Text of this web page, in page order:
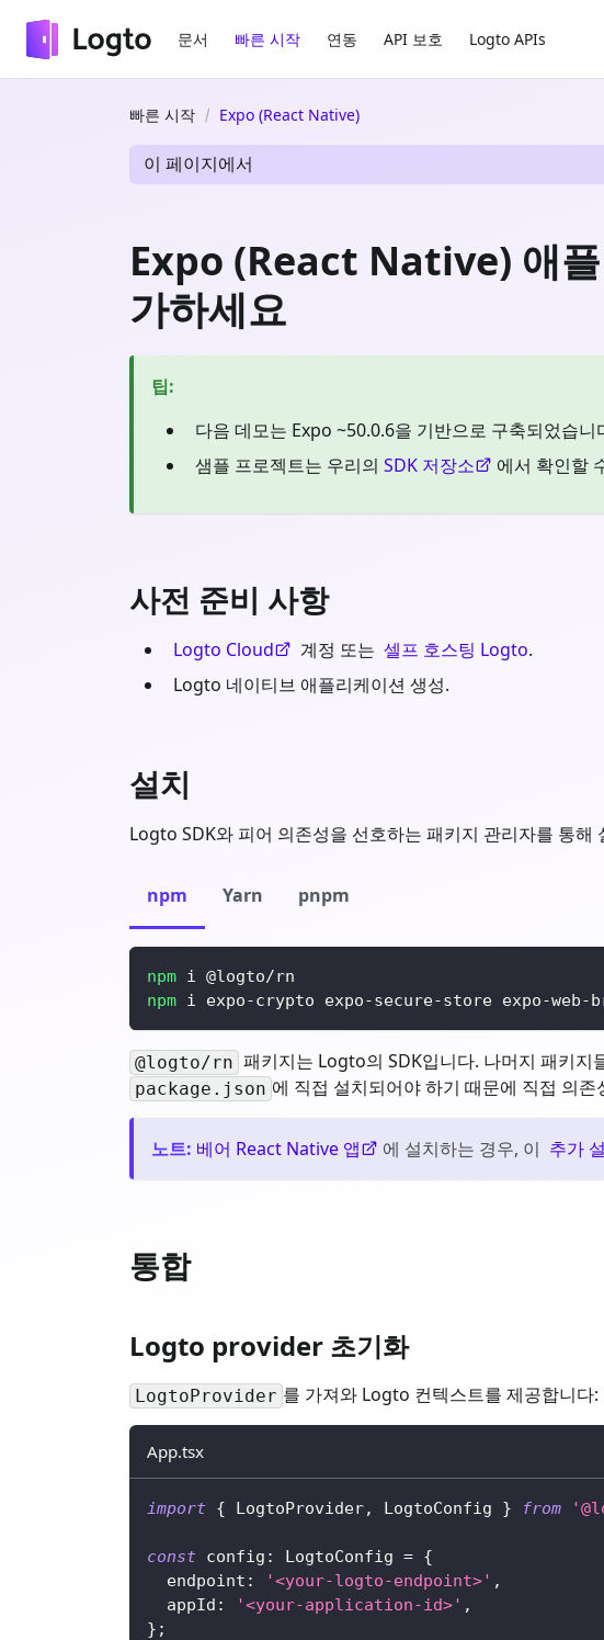
문서 빠른 시작 연동 API 보호 Logto APIs
빠른 시작 Expo (React Native)
이 페이지에서
Expo (React Native) 애
가하세요
팁:
다음 데모는 Expo ~50.0.6을 기반으로 구축되었습니
샘플 프로젝트는 우리의 SDK 저장소 에서 확인할
사전 준비 사항
Logto Cloud 계정 또는 셀프 호스팅 Logto.
Logto 네이티브 애플리케이션 생성.
설치
Logto SDK와 피어 의존성을 선호하는 패키지 관리자를 통해
npm Yarn pnpm
npm i @logto/rn
npm i expo-crypto expo-secure-store expo-web-
@logto/rn 패키지는 Logto의 SDK입니다. 나머지 패키지
package.json 에 직접 설치되어야 하기 때문에 직접 의
노트: 베어 React Native 앱 에 설치하는 경우, 이 추가
통합
Logto provider 초기화
LogtoProvider 를 가져와 Logto 컨텍스트를 제공합니다:
App.tsx
import { LogtoProvider, LogtoConfig } from
const config : LogtoConfig = {
  endpoint
: '<your-logto-endpoint>' ,
  appId
: '<your-application-id>' ,
} ;